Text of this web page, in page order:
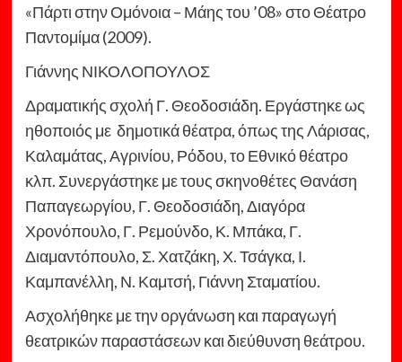
«Πάρτι στην Ομόνοια – Μάης του ’08» στο Θέατρο
Παντομίμα (2009).
Γιάννης ΝΙΚΟΛΟΠΟΥΛΟΣ
Δραματικής σχολή Γ. Θεοδοσιάδη. Εργάστηκε ως
ηθοποιός με δημοτικά θέατρα, όπως της Λάρισας,
Καλαμάτας, Αγρινίου, Ρόδου, το Εθνικό θέατρο
κλπ. Συνεργάστηκε με τους σκηνοθέτες Θανάση
Παπαγεωργίου, Γ. Θεοδοσιάδη, Διαγόρα
Χρονόπουλο, Γ. Ρεμούνδο, Κ. Μπάκα, Γ.
Διαμαντόπουλο, Σ. Χατζάκη, Χ. Τσάγκα, Ι.
Καμπανέλλη, Ν. Καμτσή, Γιάννη Σταματίου.
Ασχολήθηκε με την οργάνωση και παραγωγή
θεατρικών παραστάσεων και διεύθυνση θεάτρου.